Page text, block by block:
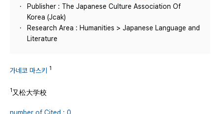
Publisher : The Japanese Culture Association Of
Korea (Jcak)
Research Area : Humanities > Japanese Language and
Literature
가네코 마스키 1
1 又松大学校